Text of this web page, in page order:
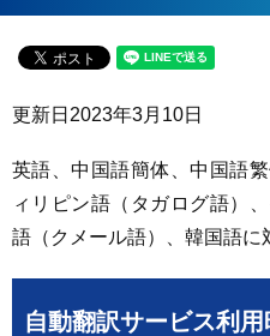
更新日 2023年3月10日
英語、中国語簡体、中国語
ィリピン語（タガログ語）
語（クメール語）、韓国語に
自動翻訳サービス利